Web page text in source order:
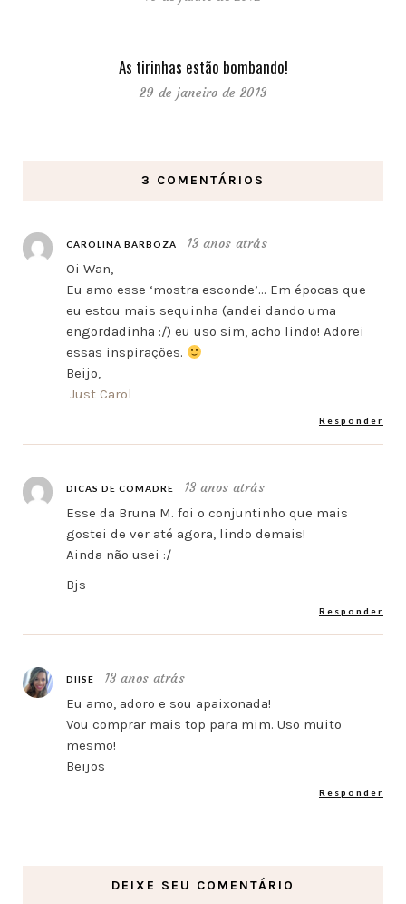
As tirinhas estão bombando!
29 de janeiro de 2013
3 COMENTÁRIOS
CAROLINA BARBOZA
13 anos atrás
Oi Wan,
Eu amo esse ‘mostra esconde’… Em épocas que
eu estou mais sequinha (andei dando uma
engordadinha :/) eu uso sim, acho lindo! Adorei
essas inspirações.
Beijo,
Just Carol
Responder
DICAS DE COMADRE
13 anos atrás
Esse da Bruna M. foi o conjuntinho que mais
gostei de ver até agora, lindo demais!
Ainda não usei :/
Bjs
Responder
DIISE
13 anos atrás
Eu amo, adoro e sou apaixonada!
Vou comprar mais top para mim. Uso muito
mesmo!
Beijos
Responder
DEIXE SEU COMENTÁRIO